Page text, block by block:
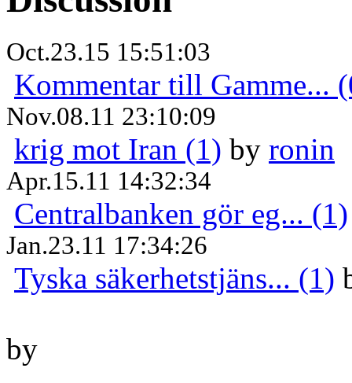
Oct.23.15 15:51:03
Kommentar till Gamme...
Nov.08.11 23:10:09
krig mot Iran (1) by ronin
Apr.15.11 14:32:34
Centralbanken gör eg... (1)
Jan.23.11 17:34:26
Tyska säkerhetstjäns... (1)
by